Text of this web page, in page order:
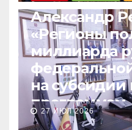
Александр
«Регионы
миллиарда
на
программам
27 ИЮЛ 2026